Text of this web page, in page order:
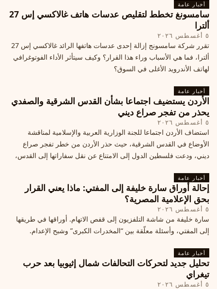
أخبار عامة
سامسونغ تخطط لتقليص عدسات هاتف غالاكسي إس 27
ألترا
٥ أغسطس ٢٠٢٦
تقرر شركة سامسونج إزالة إحدى عدسات هاتفها الرائد غالاكسي إس 27
ألترا، فما هي الأسباب وراء هذا القرار؟ وكيف سيتأثر الأداء الفوتوغرافي
لهاتف الأندرويد الأغلى في السوق؟
أخبار عامة
الأردن يستضيف اجتماعا بشأن القدس الشرقية والصفدي
يحذر من تفجر صراع ديني
٥ أغسطس ٢٠٢٦
استضاف الأردن اجتماعا للجنة الوزارية العربية والإسلامية لمناقشة
الأوضاع في القدس الشرقية، حيث حذر الأردن من خطر تفجر صراع
ديني، ودعت فلسطين الدول إلى الامتناع عن نقل سفاراتها إلى القدس،
أخبار عامة
إحالة أوراق سارة خليفة إلى المفتي: ماذا يعني القرار
بحق الإعلامية المصرية؟
٥ أغسطس ٢٠٢٦
سارة خليفة من شاشة التلفزيون إلى قفص الاتهام. أوراقها في طريقها
إلى المفتي، وأسئلة معلّقة بين “المخدرات الكبرى” وشبح الإعدام.
أخبار عامة
تحليل جديد لتحركات التحالفات شمال إثيوبيا بعد حرب
تيغراي
٥ أغسطس ٢٠٢٦